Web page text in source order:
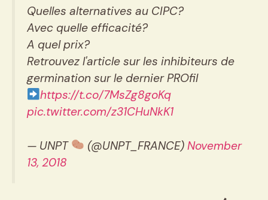
Quelles alternatives au CIPC?
Avec quelle efficacité?
A quel prix?
Retrouvez l'article sur les inhibiteurs de
germination sur le dernier PROfil
https://t.co/7MsZg8goKq
pic.twitter.com/z31CHuNkK1
— UNPT (@UNPT_FRANCE) November
13, 2018